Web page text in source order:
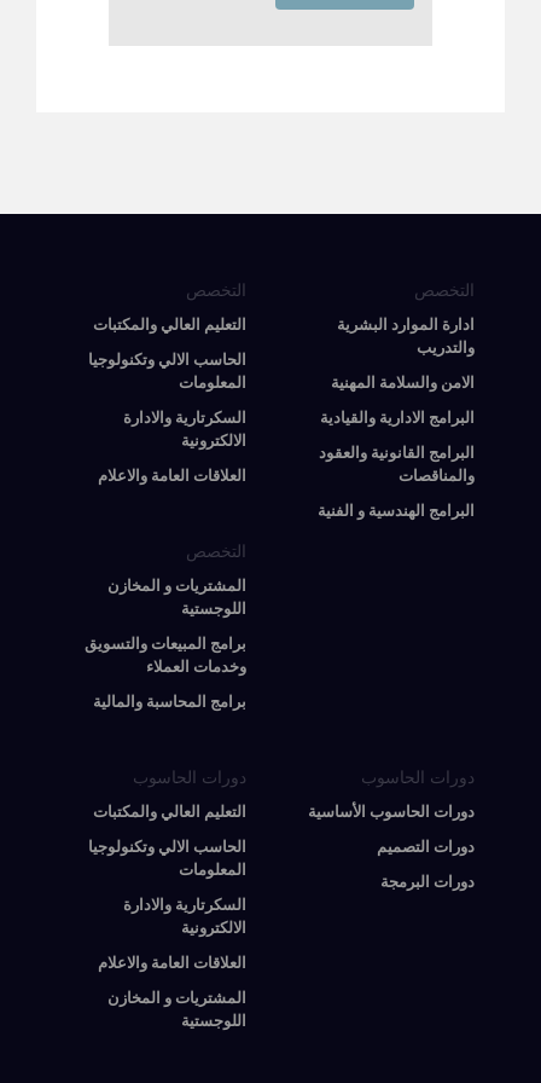
التخصص
ادارة الموارد البشرية
والتدريب
الامن والسلامة المهنية
البرامج الادارية والقيادية
البرامج القانونية والعقود
والمناقصات
البرامج الهندسية و الفنية
التخصص
التعليم العالي والمكتبات
الحاسب الالي وتكنولوجيا
المعلومات
السكرتارية والادارة
الالكترونية
العلاقات العامة والاعلام
التخصص
المشتريات و المخازن
اللوجستية
برامج المبيعات والتسويق
وخدمات العملاء
برامج المحاسبة والمالية
دورات الحاسوب
دورات الحاسوب الأساسية
دورات التصميم
دورات البرمجة
دورات الحاسوب
التعليم العالي والمكتبات
الحاسب الالي وتكنولوجيا
المعلومات
السكرتارية والادارة
الالكترونية
العلاقات العامة والاعلام
المشتريات و المخازن
اللوجستية